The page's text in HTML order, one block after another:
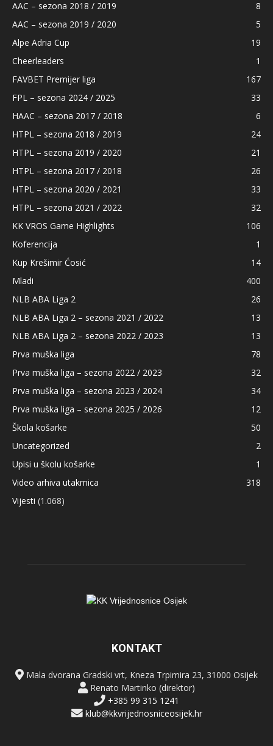
AAC – sezona 2018 / 2019
8
AAC – sezona 2019 / 2020
5
Alpe Adria Cup
19
Cheerleaders
1
FAVBET Premijer liga
167
FPL – sezona 2024 / 2025
33
HAAC – sezona 2017 / 2018
6
HTPL – sezona 2018 / 2019
24
HTPL – sezona 2019 / 2020
21
HTPL – sezona 2017 / 2018
26
HTPL – sezona 2020 / 2021
33
HTPL – sezona 2021 / 2022
32
KK VROS Game Highlights
106
Koferencija
1
Kup Krešimir Ćosić
14
Mladi
400
NLB ABA Liga 2
26
NLB ABA Liga 2 – sezona 2021 / 2022
13
NLB ABA Liga 2 – sezona 2022 / 2023
13
Prva muška liga
78
Prva muška liga – sezona 2022 / 2023
32
Prva muška liga – sezona 2023 / 2024
34
Prva muška liga – sezona 2025 / 2026
12
Škola košarke
50
Uncategorized
2
Upisi u školu košarke
1
Video arhiva utakmica
318
Vijesti (1.068)
KONTAKT
Mala dvorana Gradski vrt, Kneza Trpimira 23, 31000 Osijek
Renato Martinko (direktor)
+385 99 315 1241
klub@kkvrijednosniceosijek.hr